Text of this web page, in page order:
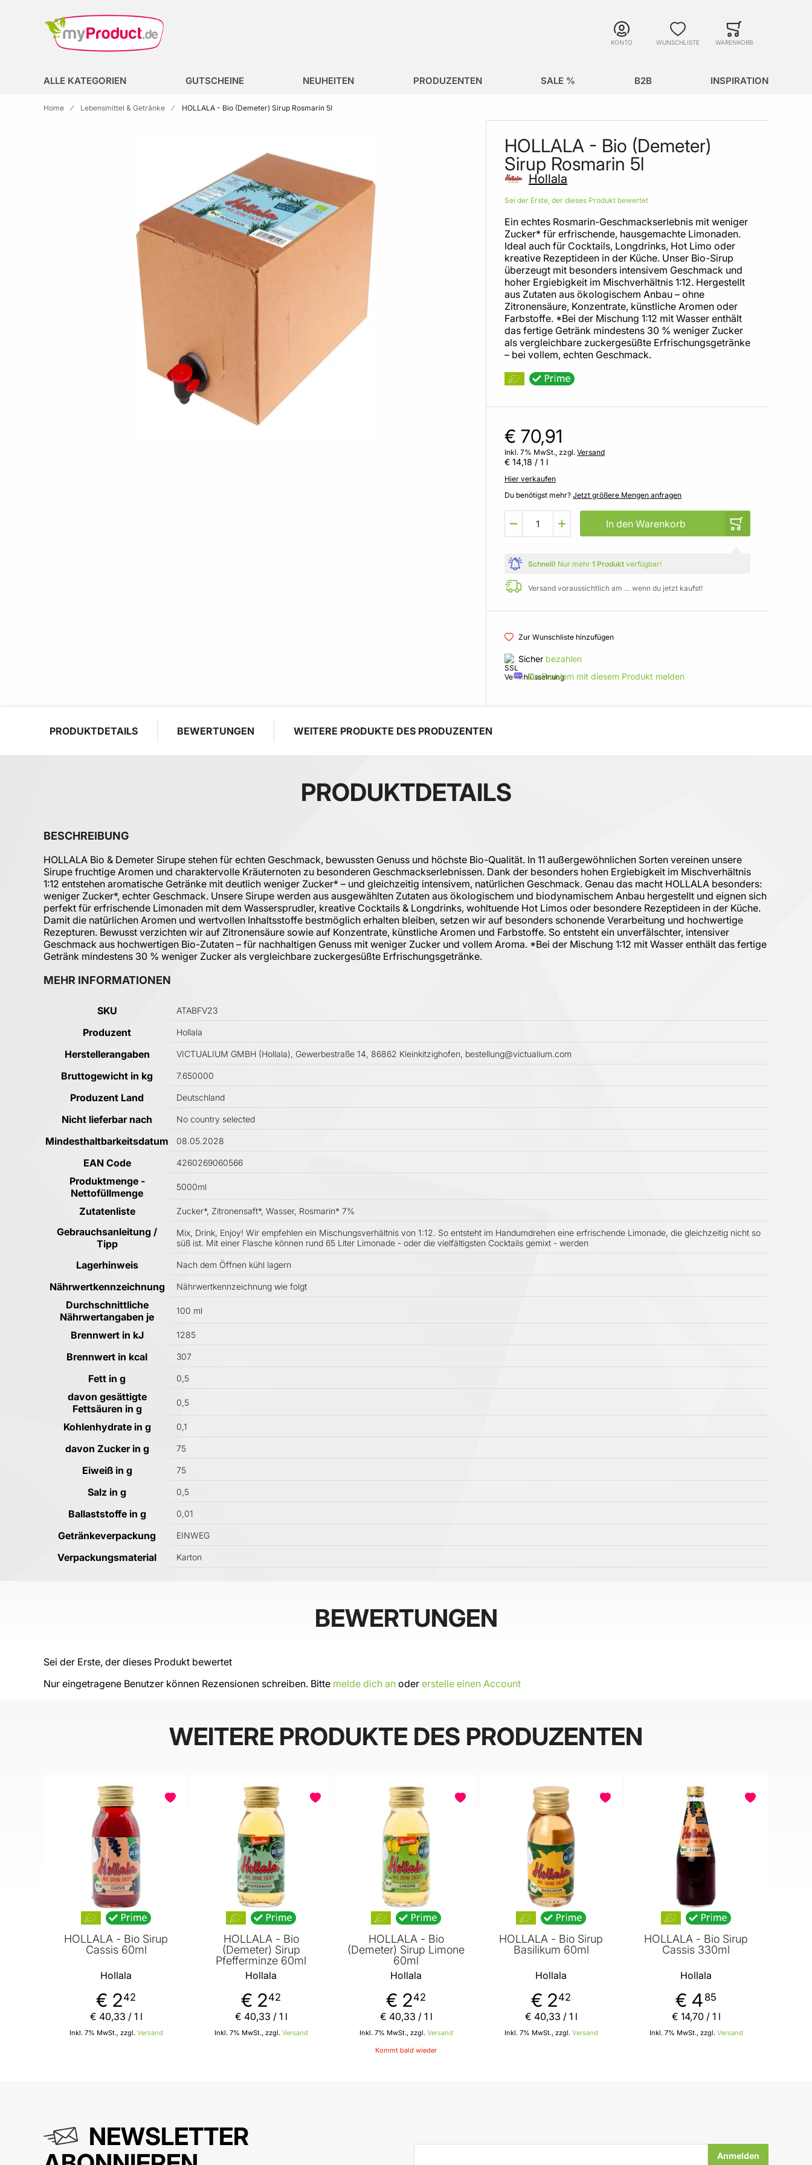
KONTO WUNSCHLISTE WARENKORB
ALLE KATEGORIEN GUTSCHEINE NEUHEITEN PRODUZENTEN SALE % B2B INSPIRATION
Home Lebensmittel & Getränke HOLLALA - Bio (Demeter) Sirup Rosmarin 5l
HOLLALA - Bio (Demeter)
Sirup Rosmarin 5l
Hollala
Sei der Erste, der dieses Produkt bewertet
Ein echtes Rosmarin-Geschmackserlebnis mit weniger
Zucker* für erfrischende, hausgemachte Limonaden.
Ideal auch für Cocktails, Longdrinks, Hot Limo oder
kreative Rezeptideen in der Küche. Unser Bio-Sirup
überzeugt mit besonders intensivem Geschmack und
hoher Ergiebigkeit im Mischverhältnis 1:12. Hergestellt
aus Zutaten aus ökologischem Anbau – ohne
Zitronensäure, Konzentrate, künstliche Aromen oder
Farbstoffe. *Bei der Mischung 1:12 mit Wasser enthält
das fertige Getränk mindestens 30 % weniger Zucker
als vergleichbare zuckergesüßte Erfrischungsgetränke
– bei vollem, echten Geschmack.
€ 70,91
Inkl. 7% MwSt., zzgl. Versand
€ 14,18 / 1 l
Hier verkaufen
Du benötigst mehr? Jetzt größere Mengen anfragen
In den Warenkorb
Schnell! Nur mehr 1 Produkt verfügbar!
Versand voraussichtlich am … wenn du jetzt kaufst!
Zur Wunschliste hinzufügen
Sicher bezahlen
Ein Problem mit diesem Produkt melden
PRODUKTDETAILS BEWERTUNGEN WEITERE PRODUKTE DES PRODUZENTEN
PRODUKTDETAILS
BESCHREIBUNG
HOLLALA Bio & Demeter Sirupe stehen für echten Geschmack, bewussten Genuss und höchste Bio-Qualität. In 11 außergewöhnlichen Sorten vereinen unsere
Sirupe fruchtige Aromen und charaktervolle Kräuternoten zu besonderen Geschmackserlebnissen. Dank der besonders hohen Ergiebigkeit im Mischverhältnis
1:12 entstehen aromatische Getränke mit deutlich weniger Zucker* – und gleichzeitig intensivem, natürlichen Geschmack. Genau das macht HOLLALA besonders:
weniger Zucker*, echter Geschmack. Unsere Sirupe werden aus ausgewählten Zutaten aus ökologischem und biodynamischem Anbau hergestellt und eignen sich
perfekt für erfrischende Limonaden mit dem Wassersprudler, kreative Cocktails & Longdrinks, wohltuende Hot Limos oder besondere Rezeptideen in der Küche.
Damit die natürlichen Aromen und wertvollen Inhaltsstoffe bestmöglich erhalten bleiben, setzen wir auf besonders schonende Verarbeitung und hochwertige
Rezepturen. Bewusst verzichten wir auf Zitronensäure sowie auf Konzentrate, künstliche Aromen und Farbstoffe. So entsteht ein unverfälschter, intensiver
Geschmack aus hochwertigen Bio-Zutaten – für nachhaltigen Genuss mit weniger Zucker und vollem Aroma. *Bei der Mischung 1:12 mit Wasser enthält das fertige
Getränk mindestens 30 % weniger Zucker als vergleichbare zuckergesüßte Erfrischungsgetränke.
MEHR INFORMATIONEN
Mehr Informationen
SKU ATABFV23
Produzent Hollala
Herstellerangaben VICTUALIUM GMBH (Hollala), Gewerbestraße 14, 86862 Kleinkitzighofen, bestellung@victualium.com
Bruttogewicht in kg 7.650000
Produzent Land Deutschland
Nicht lieferbar nach No country selected
Mindesthaltbarkeitsdatum 08.05.2028
EAN Code 4260269060566
Produktmenge -
Nettofüllmenge
5000ml
Zutatenliste Zucker*, Zitronensaft*, Wasser, Rosmarin* 7%
Gebrauchsanleitung /
Tipp
Mix, Drink, Enjoy! Wir empfehlen ein Mischungsverhältnis von 1:12. So entsteht im Handumdrehen eine erfrischende Limonade, die gleichzeitig nicht so
süß ist. Mit einer Flasche können rund 65 Liter Limonade - oder die vielfältigsten Cocktails gemixt - werden
Lagerhinweis Nach dem Öffnen kühl lagern
Nährwertkennzeichnung Nährwertkennzeichnung wie folgt
Durchschnittliche
Nährwertangaben je
100 ml
Brennwert in kJ 1285
Brennwert in kcal 307
Fett in g 0,5
davon gesättigte
Fettsäuren in g
0,5
Kohlenhydrate in g 0,1
davon Zucker in g 75
Eiweiß in g 75
Salz in g 0,5
Ballaststoffe in g 0,01
Getränkeverpackung EINWEG
Verpackungsmaterial Karton
BEWERTUNGEN
Sei der Erste, der dieses Produkt bewertet
Nur eingetragene Benutzer können Rezensionen schreiben. Bitte melde dich an oder erstelle einen Account
WEITERE PRODUKTE DES PRODUZENTEN
HOLLALA - Bio Sirup
Cassis 60ml
Hollala
€ 242
Inkl. 7% MwSt., zzgl. Versand
€ 40,33 / 1 l
HOLLALA - Bio
(Demeter) Sirup
Pfefferminze 60ml
Hollala
€ 242
Inkl. 7% MwSt., zzgl. Versand
€ 40,33 / 1 l
HOLLALA - Bio
(Demeter) Sirup Limone
60ml
Hollala
€ 242
Inkl. 7% MwSt., zzgl. Versand
€ 40,33 / 1 l
Kommt bald wieder
HOLLALA - Bio Sirup
Basilikum 60ml
Hollala
€ 242
Inkl. 7% MwSt., zzgl. Versand
€ 40,33 / 1 l
HOLLALA - Bio Sirup
Cassis 330ml
Hollala
€ 4 85
Inkl. 7% MwSt., zzgl. Versand
€ 14,70/ 1 l
NEWSLETTER
E-Mail-Adresse